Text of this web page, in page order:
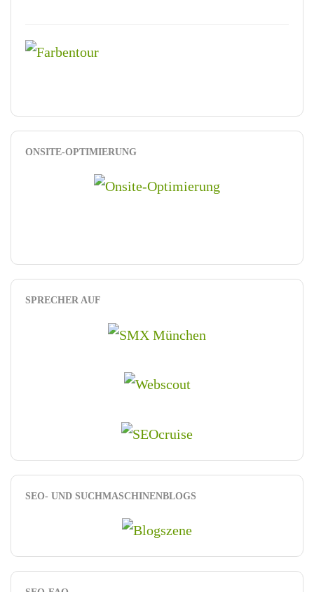
ONSITE-OPTIMIERUNG
SPRECHER AUF
SEO- UND SUCHMASCHINENBLOGS